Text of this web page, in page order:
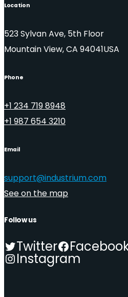
Location
523 Sylvan Ave, 5th Floor
Mountain View, CA 94041USA
Phone
+1 234 719 8948
+1 987 654 3210
Email
support@industrium.com
See on the map
Follow us
Twitter
Instagram